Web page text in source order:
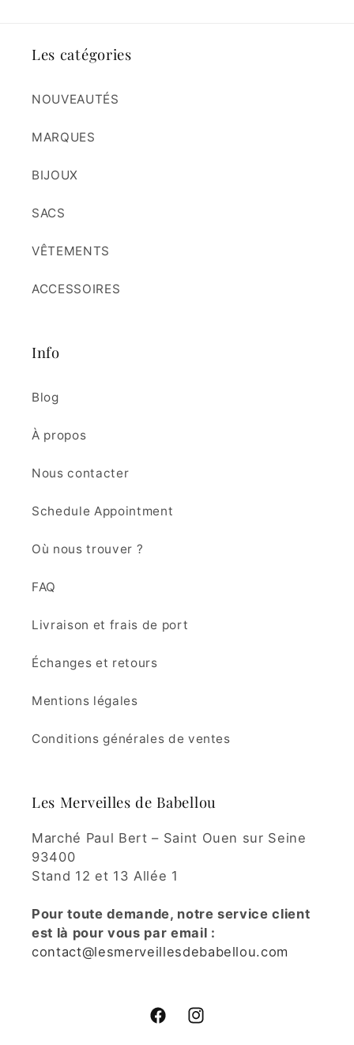
Les catégories
NOUVEAUTÉS
MARQUES
BIJOUX
SACS
VÊTEMENTS
ACCESSOIRES
Info
Blog
À propos
Nous contacter
Schedule Appointment
Où nous trouver ?
FAQ
Livraison et frais de port
Échanges et retours
Mentions légales
Conditions générales de ventes
Les Merveilles de Babellou
Marché Paul Bert – Saint Ouen sur Seine
93400
Stand 12 et 13 Allée 1
Pour toute demande, notre service client
est là pour vous par email :
contact@lesmerveillesdebabellou.com
FacebookInstagram